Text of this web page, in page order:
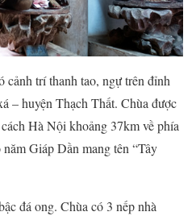
cảnh trí thanh tao, ngự trên đỉnh
– huyện Thạch Thất. Chùa được
Hà Nội khoảng 37km về phía
Giáp Dần mang tên “Tây
đá ong. Chùa có 3 nếp nhà